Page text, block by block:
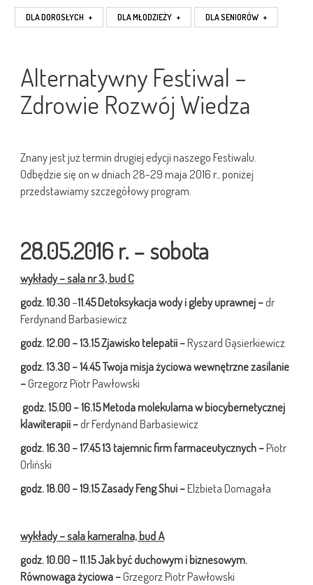
DLA DOROSŁYCH + DLA MŁODZIEŻY + DLA SENIORÓW +
Alternatywny Festiwal –
Zdrowie Rozwój Wiedza
Znany jest już termin drugiej edycji naszego Festiwalu.
Odbędzie się on w dniach 28-29 maja 2016 r., poniżej
przedstawiamy szczegółowy program.
28.05.2016 r. – sobota
wykłady –sala nr 3, bud C
godz. 10.30–11.45 Detoksykacja wody i gleby uprawnej –dr
Ferdynand Barbasiewicz
godz. 12.00 – 13.15Zjawisko telepatii –Ryszard Gąsierkiewicz
godz. 13.30 – 14.45Twoja misja życiowa wewnętrzne zasilanie
–Grzegorz Piotr Pawłowski
godz. 15.00 – 16.15 Metoda molekularna w biocybernetycznej
klawiterapii –dr Ferdynand Barbasiewicz
godz. 16.30 – 17.45 13 tajemnic firm farmaceutycznych –Piotr
Orliński
godz. 18.00 – 19.15 Zasady Feng Shui –Elżbieta Domagała
wykłady – sala kameralna, bud A
godz. 10.00 – 11.15 Jak być duchowym i biznesowym.
Równowaga życiowa –Grzegorz Piotr Pawłowski